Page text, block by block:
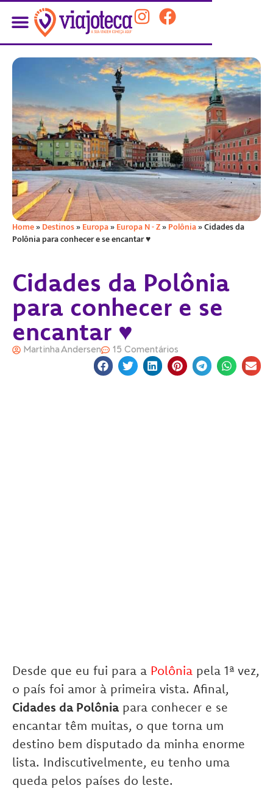
Home»Destinos»Europa»Europa N - Z»Polônia»Cidades da
Polônia para conhecer e se encantar ♥
Cidades da Polônia
para conhecer e se
encantar ♥
Martinha Andersen 15 Comentários
Desde que eu fui para a Polônia pela 1ª vez,
o país foi amor à primeira vista. Afinal,
Cidades da Polônia para conhecer e se
encantar têm muitas, o que torna um
destino bem disputado da minha enorme
lista. Indiscutivelmente, eu tenho uma
queda pelos países do leste.